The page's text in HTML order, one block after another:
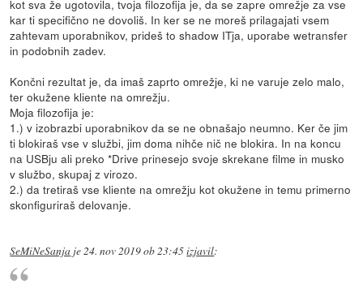
kot sva že ugotovila, tvoja filozofija je, da se zapre omrežje za vse
kar ti specifično ne dovoliš. In ker se ne moreš prilagajati vsem
zahtevam uporabnikov, prideš to shadow ITja, uporabe wetransfer
in podobnih zadev.
Končni rezultat je, da imaš zaprto omrežje, ki ne varuje zelo malo,
ter okužene kliente na omrežju.
Moja filozofija je:
1.) v izobrazbi uporabnikov da se ne obnašajo neumno. Ker če jim
ti blokiraš vse v službi, jim doma nihče nič ne blokira. In na koncu
na USBju ali preko *Drive prinesejo svoje skrekane filme in musko
v službo, skupaj z virozo.
2.) da tretiraš vse kliente na omrežju kot okužene in temu primerno
skonfiguriraš delovanje.
SeMiNeSanja je24. nov 2019 ob 23:45izjavil: